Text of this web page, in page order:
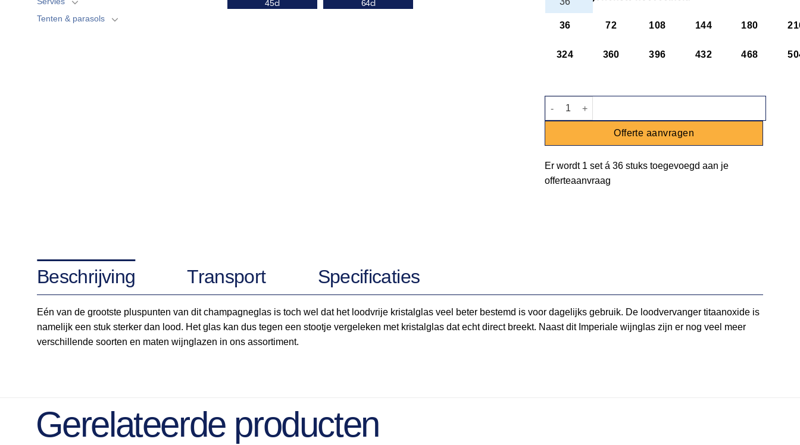
Tenten & parasols
45cl
64cl
36 72 108 144 180
324 360 396 432 468
Champagneflute Imperiale 19cl aantal
Offerte aanvragen
Er wordt 1 setá36 stuks toegevoegd aan je
offerteaanvraag
Beschrijving Transport Specificaties
Eén van de grootste pluspunten van dit champagneglas is toch wel dat het loodvrije kristalglas veel beter bestemd is voor dagelijks gebruik. De loodvervanger titaanoxide is
namelijk een stuk sterker dan lood. Het glas kan dus tegen een stootje vergeleken met kristalglas dat echt direct breekt. Naast dit Imperiale wijnglas zijn er nog veel meer
verschillende soorten en maten wijnglazen in ons assortiment.
Gerelateerde producten